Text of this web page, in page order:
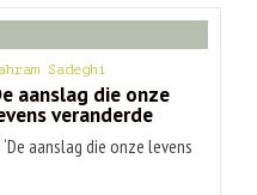
Sadeghi
aanslag die onze
veranderde
‘De aanslag die onze levens